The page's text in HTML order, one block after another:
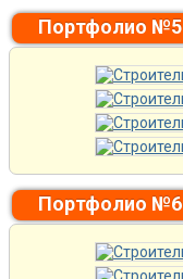
Портфолио №5
Портфолио №6